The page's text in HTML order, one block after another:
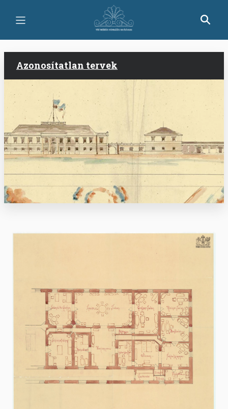
tartalomra
Azonosítatlan tervek